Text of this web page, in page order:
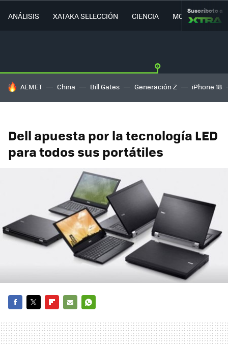
ANÁLISIS XATAKA SELECCIÓN CIENCIA MOVILIDAD
Suscríbete a
HOY SE HABLA DE
AEMET China Bill Gates Generación Z iPhone 18
Dell apuesta por la tecnología LED
para todos sus portátiles
MAIL